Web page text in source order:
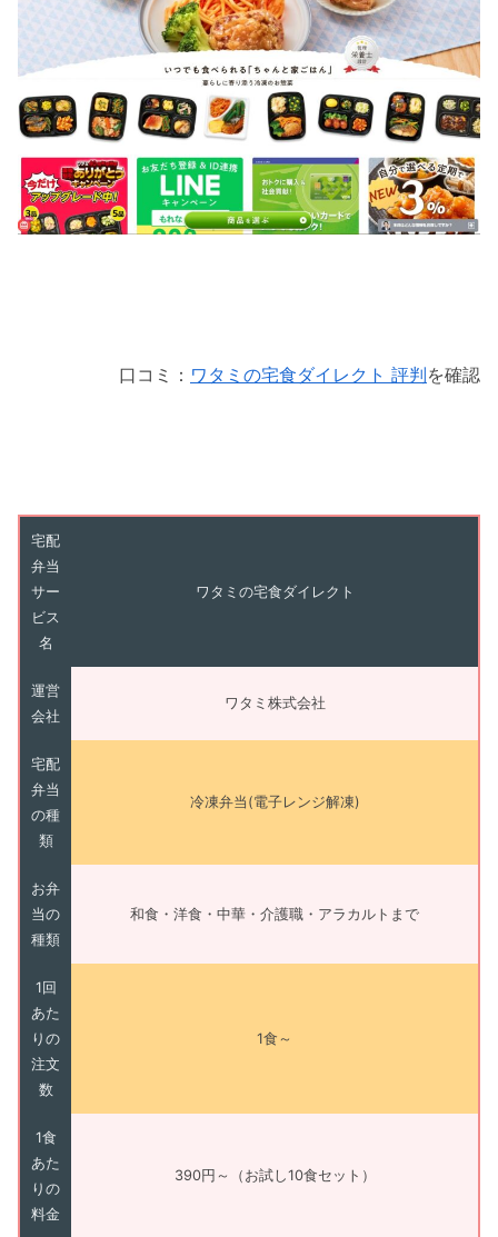
口コミ： ワタミの宅食ダイレクト 評判を確認
宅配
弁当
サー
ビス
名
ワタミの宅食ダイレクト
運営
会社
ワタミ株式会社
宅配
弁当
の種
類
冷凍弁当(電子レンジ解凍)
お弁
当の
種類
和食・洋食・中華・介護職・アラカルトまで
1回
あた
りの
注文
数
1食～
1食
あた
りの
料金
390円～（お試し10食セット）